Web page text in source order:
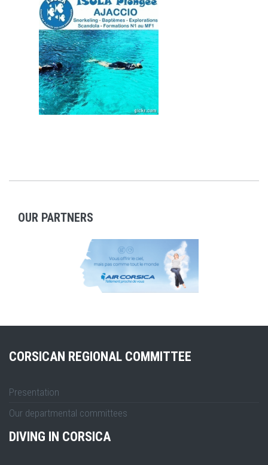
OUR PARTNERS
CORSICAN REGIONAL COMMITTEE
Presentation
Our departmental committees
DIVING IN CORSICA